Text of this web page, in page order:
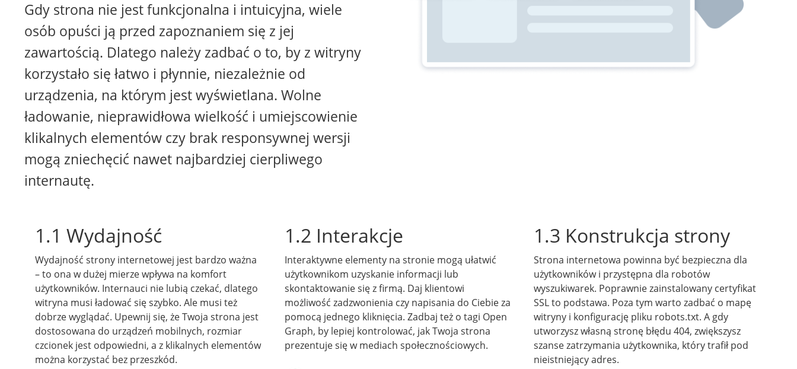
Gdy strona nie jest funkcjonalna i intuicyjna, wiele
osób opuści ją przed zapoznaniem się z jej
zawartością. Dlatego należy zadbać o to, by z witryny
korzystało się łatwo i płynnie, niezależnie od
urządzenia, na którym jest wyświetlana. Wolne
ładowanie, nieprawidłowa wielkość i umiejscowienie
klikalnych elementów czy brak responsywnej wersji
mogą zniechęcić nawet najbardziej cierpliwego
internautę.
1.1 Wydajność
Wydajność strony internetowej jest bardzo ważna
– to ona w dużej mierze wpływa na komfort
użytkowników. Internauci nie lubią czekać, dlatego
witryna musi ładować się szybko. Ale musi też
dobrze wyglądać. Upewnij się, że Twoja strona jest
dostosowana do urządzeń mobilnych, rozmiar
czcionek jest odpowiedni, a z klikalnych elementów
można korzystać bez przeszkód.
1.2 Interakcje
Interaktywne elementy na stronie mogą ułatwić
użytkownikom uzyskanie informacji lub
skontaktowanie się z firmą. Daj klientowi
możliwość zadzwonienia czy napisania do Ciebie za
pomocą jednego kliknięcia. Zadbaj też o tagi Open
Graph, by lepiej kontrolować, jak Twoja strona
prezentuje się w mediach społecznościowych.
1.3 Konstrukcja strony
Strona internetowa powinna być bezpieczna dla
użytkowników i przystępna dla robotów
wyszukiwarek. Poprawnie zainstalowany certyfikat
SSL to podstawa. Poza tym warto zadbać o mapę
witryny i konfigurację pliku robots.txt. A gdy
utworzysz własną stronę błędu 404, zwiększysz
szanse zatrzymania użytkownika, który trafił pod
nieistniejący adres.